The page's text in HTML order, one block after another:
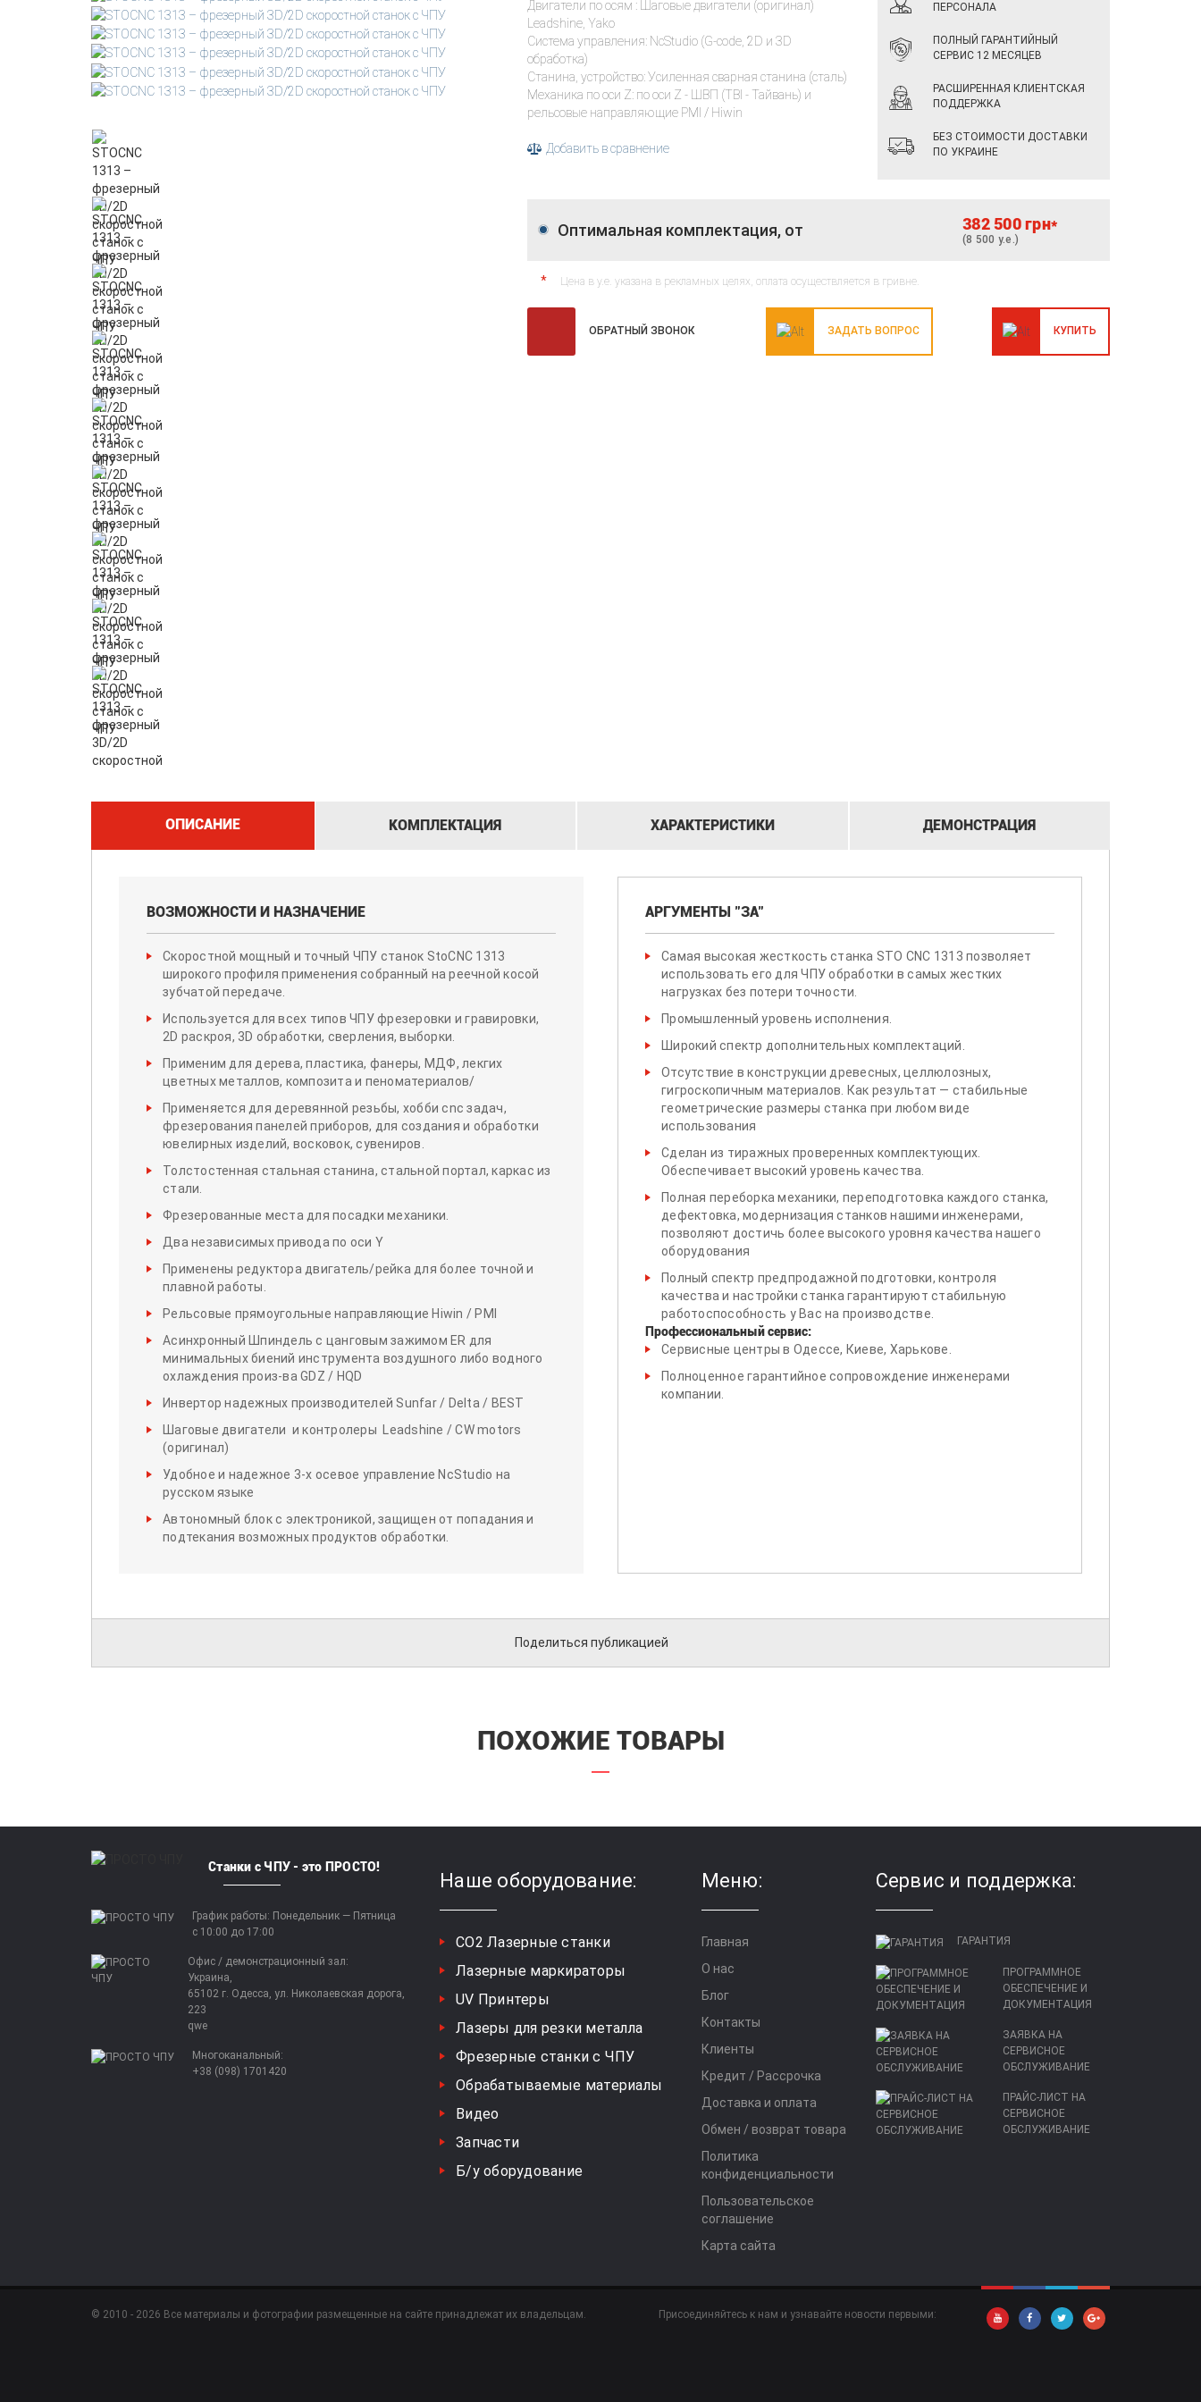
УФ ПРИНТЕРЫ
ЛАЗЕРНЫЕ
МАРКИРАТОРЫ
ПО МЯГКИМ МЕТАЛЛАМ
Двигатели по осям : Шаговые двигатели (оригинал)
Leadshine, Yako
Система управления: NcStudio (G-code, 2D и 3D
обработка)
Станина, устройство: Усиленная сварная станина (cталь)
Механика по оси Z: по оси Z - ШВП (TBI - Тайвань) и
рельсовые направляющие PMI / Hiwin
Добавить в сравнение
ПЕРСОНАЛА
ПОЛНЫЙ ГАРАНТИЙНЫЙ
СЕРВИС 12 МЕСЯЦЕВ
РАСШИРЕННАЯ КЛИЕНТСКАЯ
ПОДДЕРЖКА
БЕЗ СТОИМОСТИ ДОСТАВКИ
ПО УКРАИНЕ
Оптимальная комплектация, от 382 500 грн*
(8 500 у.е.)
* Цена в у.е. указана в рекламных целях, оплата осуществляется в гривне.
ОБРАТНЫЙ ЗВОНОК ЗАДАТЬ ВОПРОС КУПИТЬ
ОПИСАНИЕ КОМПЛЕКТАЦИЯ ХАРАКТЕРИСТИКИ ДЕМОНСТРАЦИЯ
ВОЗМОЖНОСТИ И НАЗНАЧЕНИЕ
Скоростной мощный и точный ЧПУ станок StoCNC 1313
широкого профиля применения собранный на реечной косой
зубчатой передаче.
Используется для всех типов ЧПУ фрезеровки и гравировки,
2D раскроя, 3D обработки, сверления, выборки.
Применим для дерева, пластика, фанеры, МДФ, лекгих
цветных металлов, композита и пеноматериалов/
Применяется для деревянной резьбы, хобби cnc задач,
фрезерования панелей приборов, для создания и обработки
ювелирных изделий, восковок, сувениров.
Толстостенная стальная станина, стальной портал, каркас из
стали.
Фрезерованные места для посадки механики.
Два независимых привода по оси Y
Применены редуктора двигатель/рейка для более точной и
плавной работы.
Рельсовые прямоугольные направляющие Hiwin / PMI
Асинхронный Шпиндель с цанговым зажимом ER для
минимальных биений инструмента воздушного либо водного
охлаждения произ-ва GDZ / HQD
Инвертор надежных производителей Sunfar / Delta / BEST
Шаговые двигатели и контролеры Leadshine / CW motors
(оригинал)
Удобное и надежное 3-х осевое управление NcStudio на
русском языке
Автономный блок с электроникой, защищен от попадания и
подтекания возможных продуктов обработки.
АРГУМЕНТЫ "ЗА"
Самая высокая жесткость станка STO CNC 1313 позволяет
использовать его для ЧПУ обработки в самых жестких
нагрузках без потери точности.
Промышленный уровень исполнения.
Широкий спектр дополнительных комплектаций.
Отсутствие в конструкции древесных, целлюлозных,
гигроскопичным материалов. Как результат — стабильные
геометрические размеры станка при любом виде
использования
Сделан из тиражных проверенных комплектующих.
Обеспечивает высокий уровень качества.
Полная переборка механики, переподготовка каждого станка,
дефектовка, модернизация станков нашими инженерами,
позволяют достичь более высокого уровня качества нашего
оборудования
Полный спектр предпродажной подготовки, контроля
качества и настройки станка гарантируют стабильную
работоспособность у Вас на производстве.
Профессиональный сервис:
Сервисные центры в Одессе, Киеве, Харькове.
Полноценное гарантийное сопровождение инженерами
компании.
Поделиться публикацией
ПОХОЖИЕ ТОВАРЫ
Станки с ЧПУ - это ПРОСТО!
График работы: Понедельник — Пятница
с 10:00 до 17:00
Офис / демонстрационный зал:
Украина,
65102 г. Одесса, ул. Николаевская дорога,
223
qwe
Многоканальный:
+38 (098) 1701420
Наше оборудование:
СО2 Лазерные станки
Лазерные маркираторы
UV Принтеры
Лазеры для резки металла
Фрезерные станки с ЧПУ
Обрабатываемые материалы
Видео
Запчасти
Б/у оборудование
Меню:
Главная
О нас
Блог
Контакты
Клиенты
Кредит / Рассрочка
Доставка и оплата
Обмен / возврат товара
Политика
конфиденциальности
Пользовательское
соглашение
Карта сайта
Сервис и поддержка:
ГАРАНТИЯ
ПРОГРАММНОЕ
ОБЕСПЕЧЕНИЕ И
ДОКУМЕНТАЦИЯ
ЗАЯВКА НА
СЕРВИСНОЕ
ОБСЛУЖИВАНИЕ
ПРАЙС-ЛИСТ НА
СЕРВИСНОЕ
ОБСЛУЖИВАНИЕ
© 2010 - 2026 Все материалы и фотографии размещенные на сайте принадлежат их владельцам. Присоединяйтесь к нам и узнавайте новости первыми: